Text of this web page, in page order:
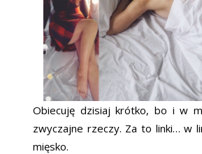
Obiecuję dzisiaj krótko, bo i w
zwyczajne rzeczy. Za to linki… w
mięsko.